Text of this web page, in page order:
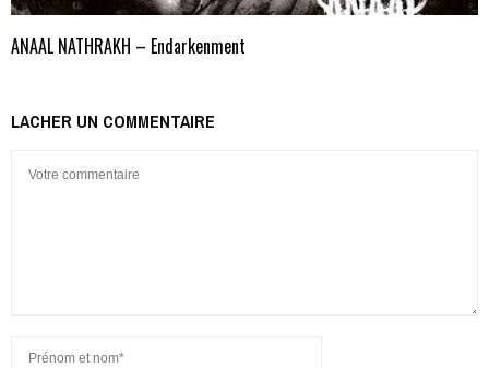
ANAAL NATHRAKH – Endarkenment
LACHER UN COMMENTAIRE